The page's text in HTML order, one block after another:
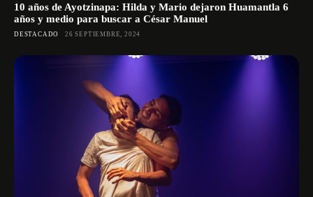
10 años de Ayotzinapa: Hilda y Mario dejaron Huamantla 6
años y medio para buscar a César Manuel
DESTACADO 26 SEPTIEMBRE, 2024